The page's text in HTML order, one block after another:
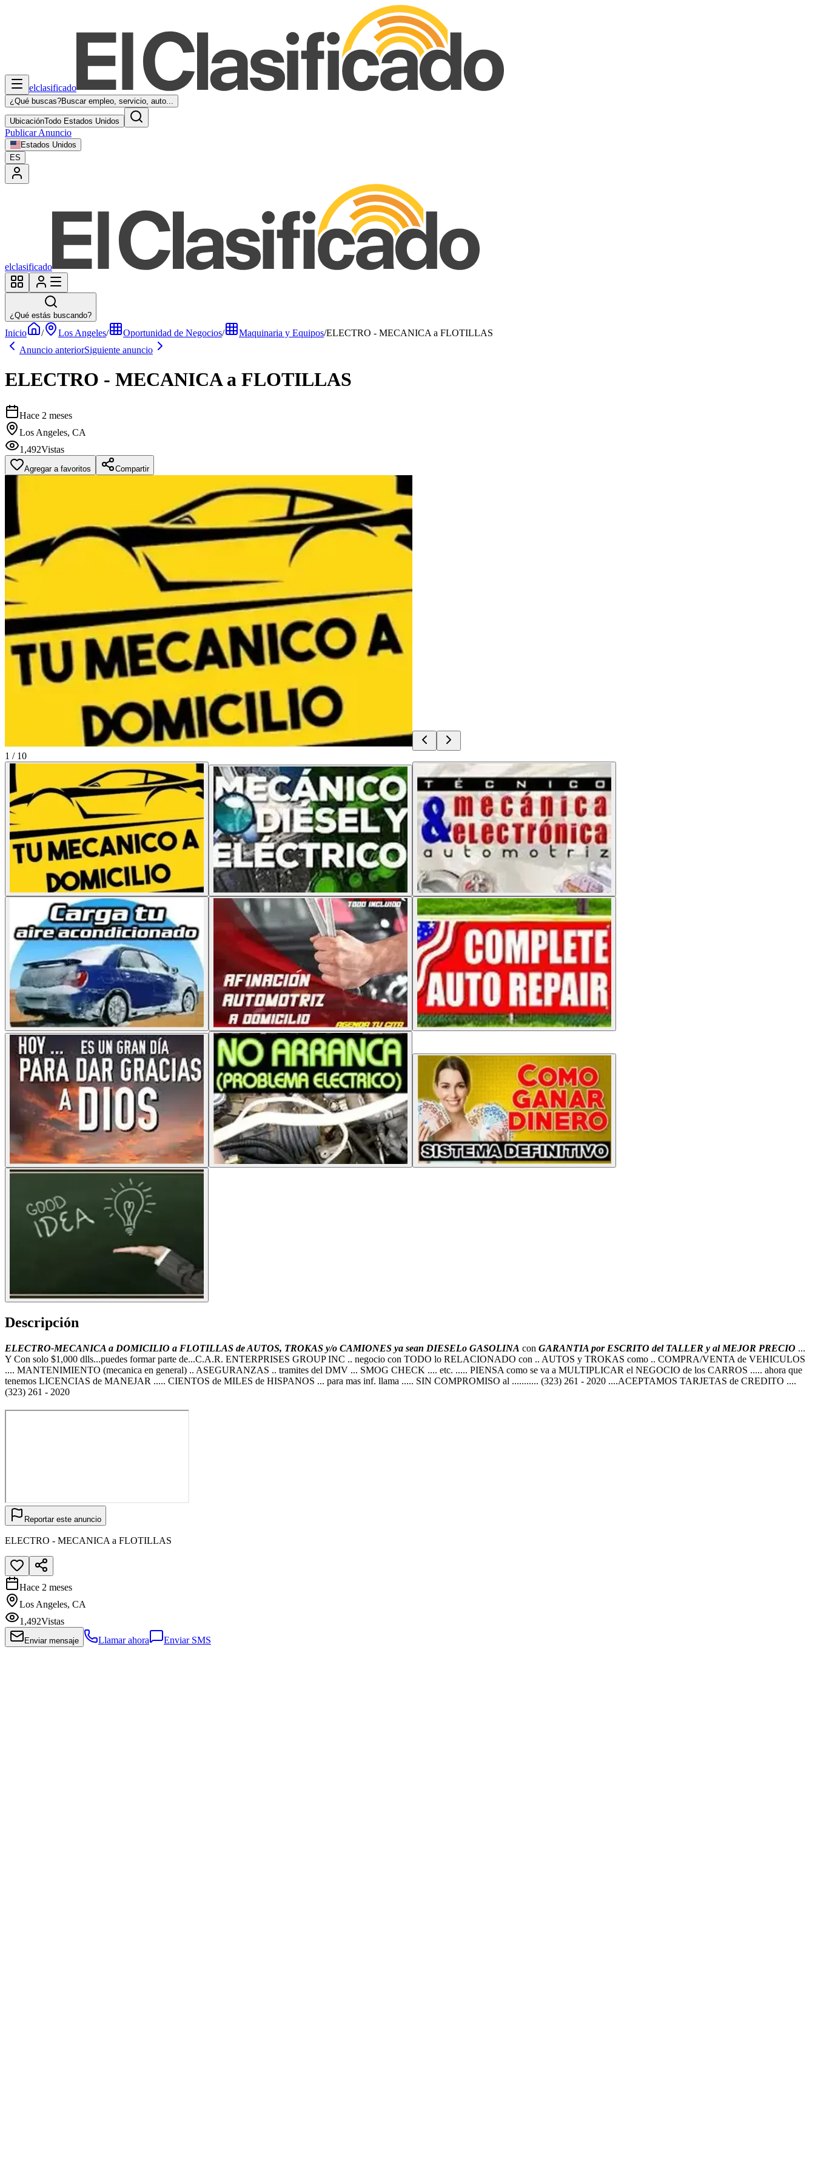
elclasificado
¿Qué buscas?Buscar empleo, servicio, auto...
UbicaciónTodo Estados Unidos
Publicar Anuncio
Estados Unidos
ES
elclasificado
¿Qué estás buscando?
Inicio / Los Angeles/ Oportunidad de Negocios/ Maquinaria y Equipos/ELECTRO - MECANICA a FLOTILLAS
Anuncio anteriorSiguiente anuncio
ELECTRO - MECANICA a FLOTILLAS
Hace 2 meses
Los Angeles, CA
1,492Vistas
Agregar a favoritos Compartir
1 / 10
Descripción
ELECTRO-MECANICA a DOMICILIO a FLOTILLAS de AUTOS, TROKAS y/o CAMIONES ya sean DIESELo GASOLINA con GARANTIA por ESCRITO del TALLER y al MEJOR PRECIO ...
Y Con solo $1,000 dlls...puedes formar parte de...C.A.R. ENTERPRISES GROUP INC .. negocio con TODO lo RELACIONADO con .. AUTOS y TROKAS como .. COMPRA/VENTA de VEHICULOS
.... MANTENIMIENTO (mecanica en general) .. ASEGURANZAS .. tramites del DMV ... SMOG CHECK .... etc. ..... PIENSA como se va a MULTIPLICAR el NEGOCIO de los CARROS ..... ahora que
tenemos LICENCIAS de MANEJAR ..... CIENTOS de MILES de HISPANOS ... para mas inf. llama ..... SIN COMPROMISO al ........... (323) 261 - 2020 ....ACEPTAMOS TARJETAS de CREDITO ....
(323) 261 - 2020
Reportar este anuncio
ELECTRO - MECANICA a FLOTILLAS
Hace 2 meses
Los Angeles, CA
1,492Vistas
Enviar mensaje Llamar ahora Enviar SMS